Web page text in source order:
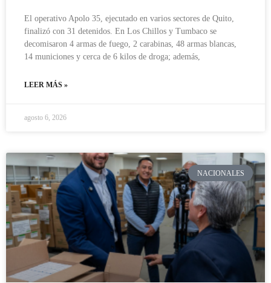
El operativo Apolo 35, ejecutado en varios sectores de Quito,
finalizó con 31 detenidos. En Los Chillos y Tumbaco se
decomisaron 4 armas de fuego, 2 carabinas, 48 armas blancas,
14 municiones y cerca de 6 kilos de droga; además,
LEER MÁS »
agosto 6, 2026
NACIONALES